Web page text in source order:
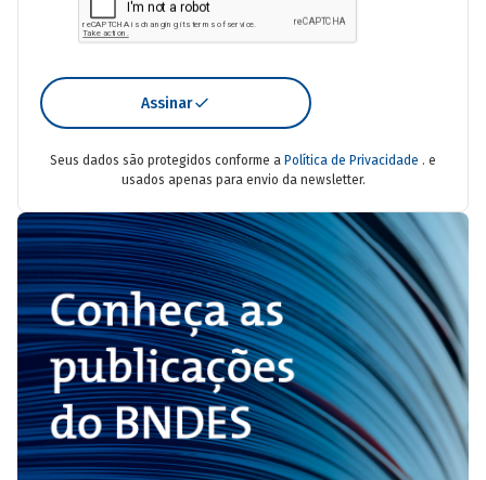
Assinar
Seus dados são protegidos conforme a Política de Privacidade . e
usados apenas para envio da newsletter.